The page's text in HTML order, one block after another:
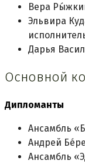
Вера
Эльвира
Дарья
Основной
Дипломанты
Ансамбль
Андрей
Ансамбль